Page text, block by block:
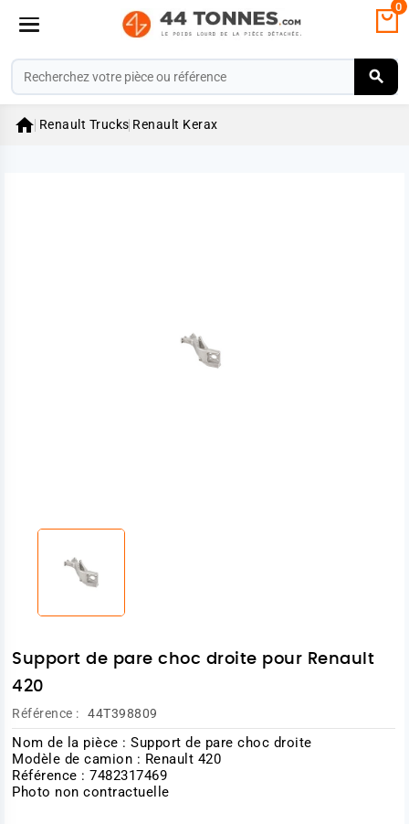
0
 Renault Trucks Renault Kerax
Support de pare choc droite pour Renault
420
Référence : 44T398809
Nom de la pièce : Support de pare choc droite
Modèle de camion : Renault 420
Référence : 7482317469
Photo non contractuelle